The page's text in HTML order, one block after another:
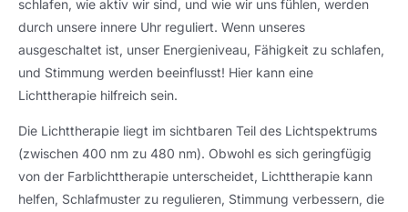
schlafen, wie aktiv wir sind, und wie wir uns fühlen, werden
durch unsere innere Uhr reguliert. Wenn unseres
ausgeschaltet ist, unser Energieniveau, Fähigkeit zu schlafen,
und Stimmung werden beeinflusst! Hier kann eine
Lichttherapie hilfreich sein.
Die Lichttherapie liegt im sichtbaren Teil des Lichtspektrums
(zwischen 400 nm zu 480 nm). Obwohl es sich geringfügig
von der Farblichttherapie unterscheidet, Lichttherapie kann
helfen, Schlafmuster zu regulieren, Stimmung verbessern, die